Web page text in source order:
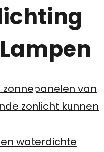
van
zonlicht kunnen
waterdichte